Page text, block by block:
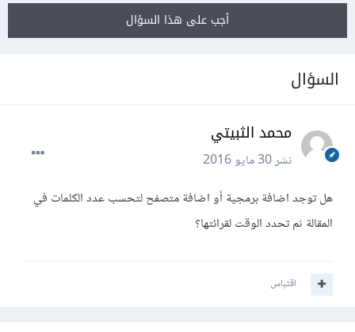
أجب على هذا السؤال
السؤال
محمد الثبيتي
نشر30 مايو 2016
هل توجد اضافة برمجية أو اضافة متصفح لتحسب عدد الكلمات في
المقالة ثم تحدد الوقت لقرائتها؟
اقتباس